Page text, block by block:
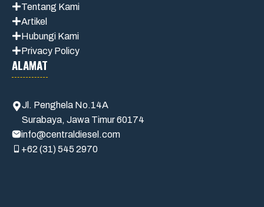
Tentang Kami
Artikel
Hubungi Kami
Privacy Policy
ALAMAT
Jl. Penghela No.14A
Surabaya, Jawa Timur 60174
info@centraldiesel.com
+62 (31) 545 2970